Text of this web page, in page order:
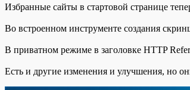
Избранные сайты в стартовой странице
Во встроенном инструменте создания
В приватном режиме в заголовке HTTP
Есть и другие изменения и улучшения, но